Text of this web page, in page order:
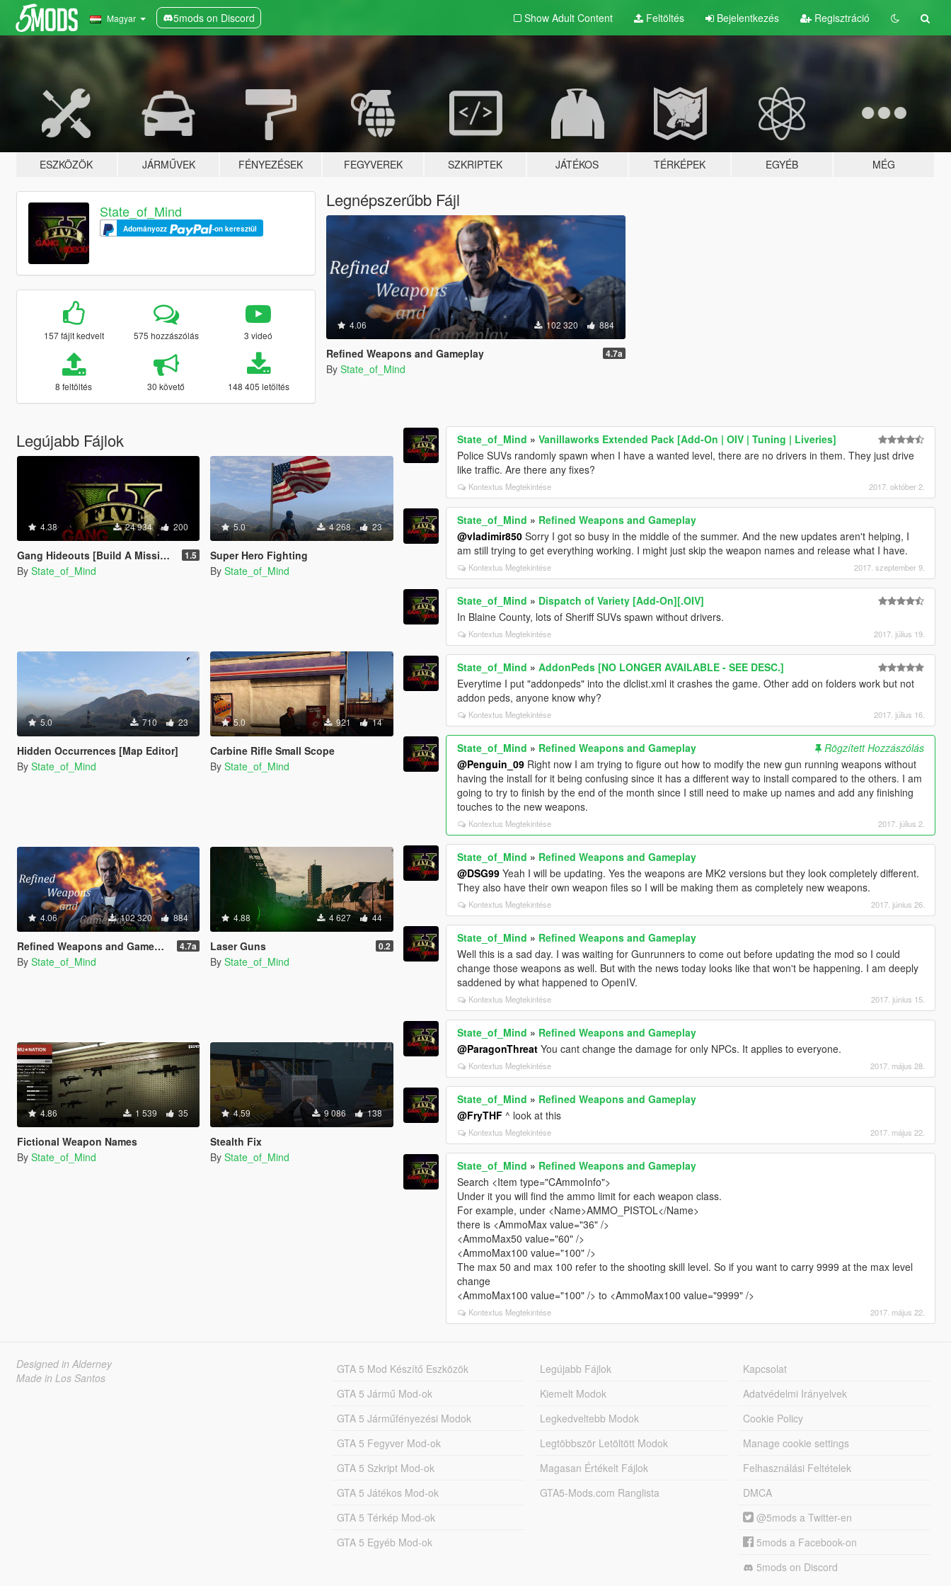
Magyar 5mods on Discord Show Adult Content Feltöltés Bejelentkezés Regisztráció
ESZKÖZÖK JÁRMŰVEK FÉNYEZÉSEK FEGYVEREK SZKRIPTEK JÁTÉKOS TÉRKÉPEK EGYÉB MÉG
State_of_Mind
Adományozz -on keresztül
157 fájlt kedvelt 575 hozzászólás 3 videó
8 feltöltés 30 követő 148 405 letöltés
Legnépszerűbb Fájl
4.06 102 320 884
Refined Weapons and Gameplay 4.7a
By State_of_Mind
Legújabb Fájlok
4.38 24 934 200
Gang Hideouts [Build A Mission] 1.5
By State_of_Mind
5.0 4 268 23
Super Hero Fighting
By State_of_Mind
5.0 710 23
Hidden Occurrences [Map Editor]
By State_of_Mind
5.0 921 14
Carbine Rifle Small Scope
By State_of_Mind
4.06 102 320 884
Refined Weapons and Gameplay 4.7a
By State_of_Mind
4.88 4 627 44
Laser Guns 0.2
By State_of_Mind
4.86 1 539 35
Fictional Weapon Names
By State_of_Mind
4.59 9 086 138
Stealth Fix
By State_of_Mind
State_of_Mind »Vanillaworks Extended Pack [Add-On | OIV | Tuning | Liveries]
Police SUVs randomly spawn when I have a wanted level, there are no drivers in them. They just drive
like traffic. Are there any fixes?
Kontextus Megtekintése 2017. október 2.
State_of_Mind » Refined Weapons and Gameplay
@vladimir850 Sorry I got so busy in the middle of the summer. And the new updates aren't helping, I
am still trying to get everything working. I might just skip the weapon names and release what I have.
Kontextus Megtekintése 2017. szeptember 9.
State_of_Mind » Dispatch of Variety [Add-On][.OIV]
In Blaine County, lots of Sheriff SUVs spawn without drivers.
Kontextus Megtekintése 2017. július 19.
State_of_Mind »AddonPeds [NO LONGER AVAILABLE - SEE DESC.]
Everytime I put "addonpeds" into the dlclist.xml it crashes the game. Other add on folders work but not
addon peds, anyone know why?
Kontextus Megtekintése 2017. július 16.
State_of_Mind » Refined Weapons and Gameplay
Rögzített Hozzászólás
@Penguin_09 Right now I am trying to figure out how to modify the new gun running weapons without
having the install for it being confusing since it has a different way to install compared to the others. I am
going to try to finish by the end of the month since I still need to make up names and add any finishing
touches to the new weapons.
Kontextus Megtekintése 2017. július 2.
State_of_Mind » Refined Weapons and Gameplay
@DSG99 Yeah I will be updating. Yes the weapons are MK2 versions but they look completely different.
They also have their own weapon files so I will be making them as completely new weapons.
Kontextus Megtekintése 2017. június 26.
State_of_Mind » Refined Weapons and Gameplay
Well this is a sad day. I was waiting for Gunrunners to come out before updating the mod so I could
change those weapons as well. But with the news today looks like that won't be happening. I am deeply
saddened by what happened to OpenIV.
Kontextus Megtekintése 2017. június 15.
State_of_Mind » Refined Weapons and Gameplay
@ParagonThreat You cant change the damage for only NPCs. It applies to everyone.
Kontextus Megtekintése 2017. május 28.
State_of_Mind » Refined Weapons and Gameplay
@FryTHF ^ look at this
Kontextus Megtekintése 2017. május 22.
State_of_Mind » Refined Weapons and Gameplay
Search <Item type="CAmmoInfo">
Under it you will find the ammo limit for each weapon class.
For example, under <Name>AMMO_PISTOL</Name>
there is <AmmoMax value="36" />
<AmmoMax50 value="60" />
<AmmoMax100 value="100" />
The max 50 and max 100 refer to the shooting skill level. So if you want to carry 9999 at the max level
change
<AmmoMax100 value="100" /> to <AmmoMax100 value="9999" />
Kontextus Megtekintése 2017. május 22.
Designed in Alderney
Made in Los Santos
GTA 5 Mod Készítő Eszközök
GTA 5 Jármű Mod-ok
GTA 5 Járműfényezési Modok
GTA 5 Fegyver Mod-ok
GTA 5 Szkript Mod-ok
GTA 5 Játékos Mod-ok
GTA 5 Térkép Mod-ok
GTA 5 Egyéb Mod-ok
Legújabb Fájlok
Kiemelt Modok
Legkedveltebb Modok
Legtöbbször Letöltött Modok
Magasan Értékelt Fájlok
GTA5-Mods.com Ranglista
Kapcsolat
Adatvédelmi Irányelvek
Cookie Policy
Manage cookie settings
Felhasználási Feltételek
DMCA
@5mods a Twitter-en
5mods a Facebook-on
5mods on Discord